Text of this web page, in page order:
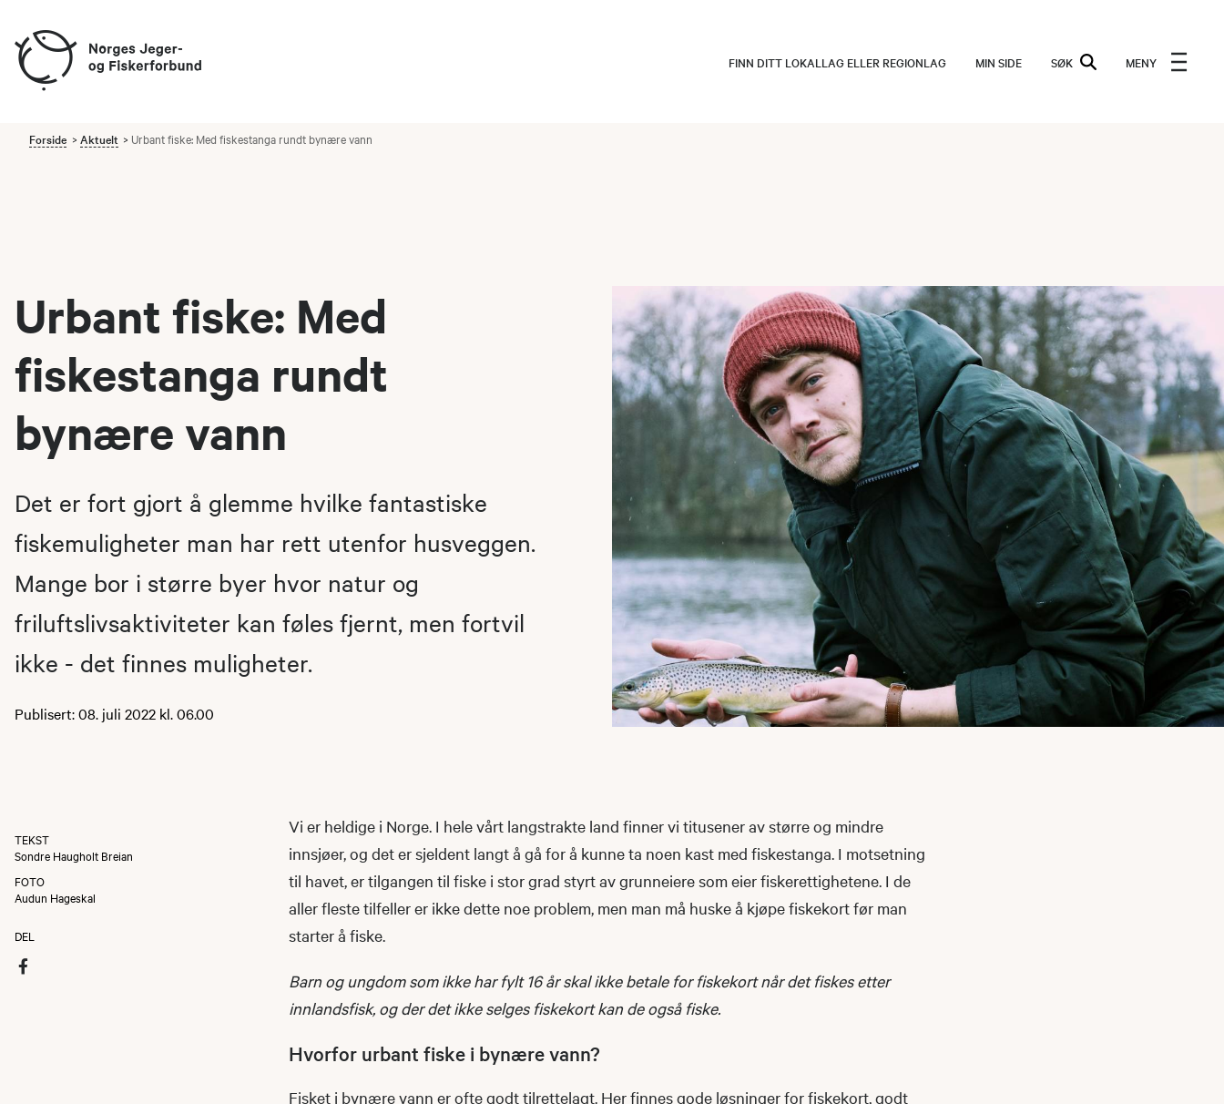
FINN DITT LOKALLAG ELLER REGIONLAG MIN SIDE SØK MENY
Forside Aktuelt Urbant fiske: Med fiskestanga rundt bynære vann
Urbant fiske: Med
fiskestanga rundt
bynære vann
Det er fort gjort å glemme hvilke fantastiske
fiskemuligheter man har rett utenfor husveggen.
Mange bor i større byer hvor natur og
friluftslivsaktiviteter kan føles fjernt, men fortvil
ikke - det finnes muligheter.
Publisert: 08. juli 2022 kl. 06.00
TEKST
Sondre Haugholt Breian
FOTO
Audun Hageskal
DEL
Vi er heldige i Norge. I hele vårt langstrakte land finner vi titusener av større og mindre
innsjøer, og det er sjeldent langt å gå for å kunne ta noen kast med fiskestanga. I motsetning
til havet, er tilgangen til fiske i stor grad styrt av grunneiere som eier fiskerettighetene. I de
aller fleste tilfeller er ikke dette noe problem, men man må huske å kjøpe fiskekort før man
starter å fiske.
Barn og ungdom som ikke har fylt 16 år skal ikke betale for fiskekort når det fiskes etter
innlandsfisk, og der det ikke selges fiskekort kan de også fiske.
Hvorfor urbant fiske i bynære vann?
Fisket i bynære vann er ofte godt tilrettelagt. Her finnes gode løsninger for fiskekort, godt